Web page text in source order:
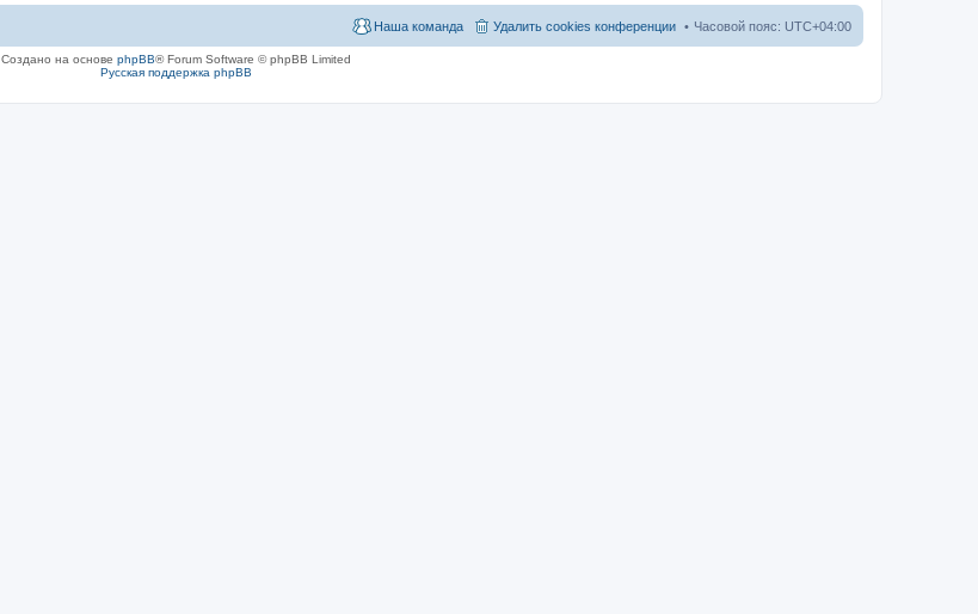
Часовой пояс: UTC+04:00
Удалить cookies конференции
Наша команда
Создано на основе phpBB® Forum Software © phpBB Limited
Русская поддержка phpBB